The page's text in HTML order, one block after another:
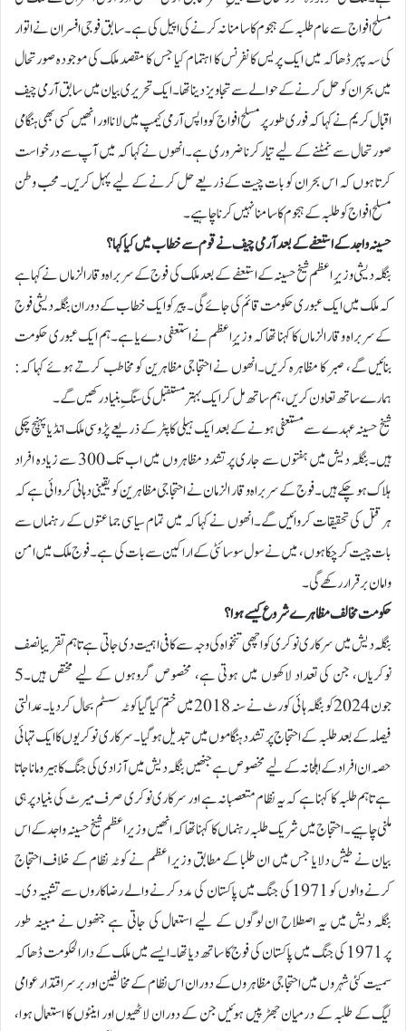
مسلح افواج سے عام طلبہ کے ہجوم کا سامنا نہ کرنے کی اپیل کی ہے۔سابق فوجی افسران نے اتوار
کی سہ پہر ڈھاکہ میں ایک پریس کانفرنس کا اہتمام کیا جس کا مقصد ملک کی موجودہ صورتحال
میں بحران کو حل کرنے کے حوالے سے تجاویز دینا تھا۔ ایک تحریری بیان میں سابق آرمی چیف
اقبال کریم نے کہا کہ فوری طور پر مسلح افواج کو واپس آرمی کیمپ میں لانا اور انھیں کسی بھی ہنگامی
صورتحال سے نمٹنے کے لیے تیار کرنا ضروری ہے۔انھوں نے کہا کہ میں آپ سے درخواست
کرتا ہوں کہ اس بحران کو بات چیت کے ذریعے حل کرنے کے لیے پہل کریں۔ محب وطن
مسلح افواج کو طلبہ کے ہجوم کا سامنا نہیں کرنا چاہیے۔
حسینہ واجد کے استعفے کے بعد آرمی چیف نے قوم سے خطاب میں کیا کہا؟
بنگلہ دیشی وزیرِ اعظم شیخ حسینہ کے استعفے کے بعد ملک کی فوج کے سربراہ وقار الزماں نے کہا ہے
کہ ملک میں ایک عبوری حکومت قائم کی جائے گی۔پیر کو ایک خطاب کے دوران بنگلہ دیشی فوج
کے سربراہ وقار الزماں کا کہنا تھا کہ وزیرِ اعظم نے استعفی دے یا ہے۔ ہم ایک عبوری حکومت
بنائیں گے، صبر کا مظاہرہ کریں۔انھوں نے احتجاجی مظاہرین کو مخاطب کرتے ہوئے کہا کہ:
ہمارے ساتھ تعاون کریں، ہم ساتھ مل کر ایک بہتر مستقبل کی سنگِ بنیاد رکھیں گے۔
شیخ حسینہ عہدے سے مستعفی ہونے کے بعد ایک ہیلی کاپٹر کے ذریعے پڑوسی ملک انڈیا پہنچ چکی
ہیں۔بنگلہ دیش میں ہفتوں سے جاری پرتشدد مظاہروں میں اب تک 300 سے زیادہ افراد
ہلاک ہو چکے ہیں۔ فوج کے سربراہ وقار الزمان نے احتجاجی مظاہرین کو یقینی دہانی کروائی ہے کہ
ہر قتل کی تحقیقات کروائیں گے۔انھوں نے کہا کہ میں تمام سیاسی جماعتوں کے رہنماں سے
بات چیت کر چکا ہوں، میں نے سول سوسائٹی کے اراکین سے بات کی ہے۔ فوج ملک میں امن
و امان برقرار رکھے گی۔
حکومت مخالف مظاہرے شروع کیسے ہوا؟
بنگلہ دیش میں سرکاری نوکری کو اچھی تنخواہ کی وجہ سے کافی اہمیت دی جاتی ہے تاہم تقریبا نصف
نوکریاں، جن کی تعداد لاکھوں میں ہوتی ہے، مخصوص گروہوں کے لیے مختص ہیں۔5
جون 2024 کو بنگلہ ہائی کورٹ نے سنہ 2018 میں ختم کیا گیا کوٹہ سسٹم بحال کر دیا۔ عدالتی
فیصلہ کے بعد طلبہ کے احتجاج پرتشدد ہنگاموں میں تبدیل ہو گیا۔سرکاری نوکریوں کا ایک تہائی
حصہ ان افراد کے اہلخانہ کے لیے مخصوص ہے جنھیں بنگلہ دیش میں آزادی کی جنگ کا ہیرو مانا جاتا
ہے تاہم طلبہ کا کہنا ہے کہ یہ نظام متعصبانہ ہے اور سرکاری نوکری صرف میرٹ کی بنیاد پر ہی
ملنی چاہیے۔احتجاج میں شریک طلبہ رہنماں کا کہنا تھا کہ انھیں وزیر اعظم شیخ حسینہ واجد کے اس
بیان نے طیش دلایا جس میں ان طلبا کے مطابق وزیر اعظم نے کوٹہ نظام کے خلاف احتجاج
کرنے والوں کو 1971 کی جنگ میں پاکستان کی مدد کرنے والے رضاکاروں سے تشبیہ دی۔
بنگلہ دیش میں یہ اصطلاح ان لوگوں کے لیے استعمال کی جاتی ہے جنھوں نے مبینہ طور
پر 1971 کی جنگ میں پاکستان کی فوج کا ساتھ دیا تھا۔ایسے میں ملک کے دارالحکومت ڈھاکہ
سمیت کئی شہروں میں احتجاجی مظاہروں کے دوران اس نظام کے مخالفین اور برسراقتدار عوامی
لیگ کے طلبہ کے درمیان جھڑپیں ہوئیں جن کے دوران لاٹھیوں اور اینٹوں کا استعمال ہوا،